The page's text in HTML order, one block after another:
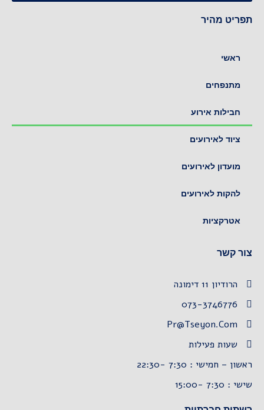
צור קשר
הרודיון 11 דימונה
073-3746776
Pr@tseyon.com
שעות פעילות
ראשון – חמישי : 7:30 -22:30
שישי : 7:30 -15:00
תפריט מהיר
ראשי
מתנפחים
חבילות אירוע
ציוד לאירועים
מועדון לאירועים
להקות לאירועים
אטרקציות